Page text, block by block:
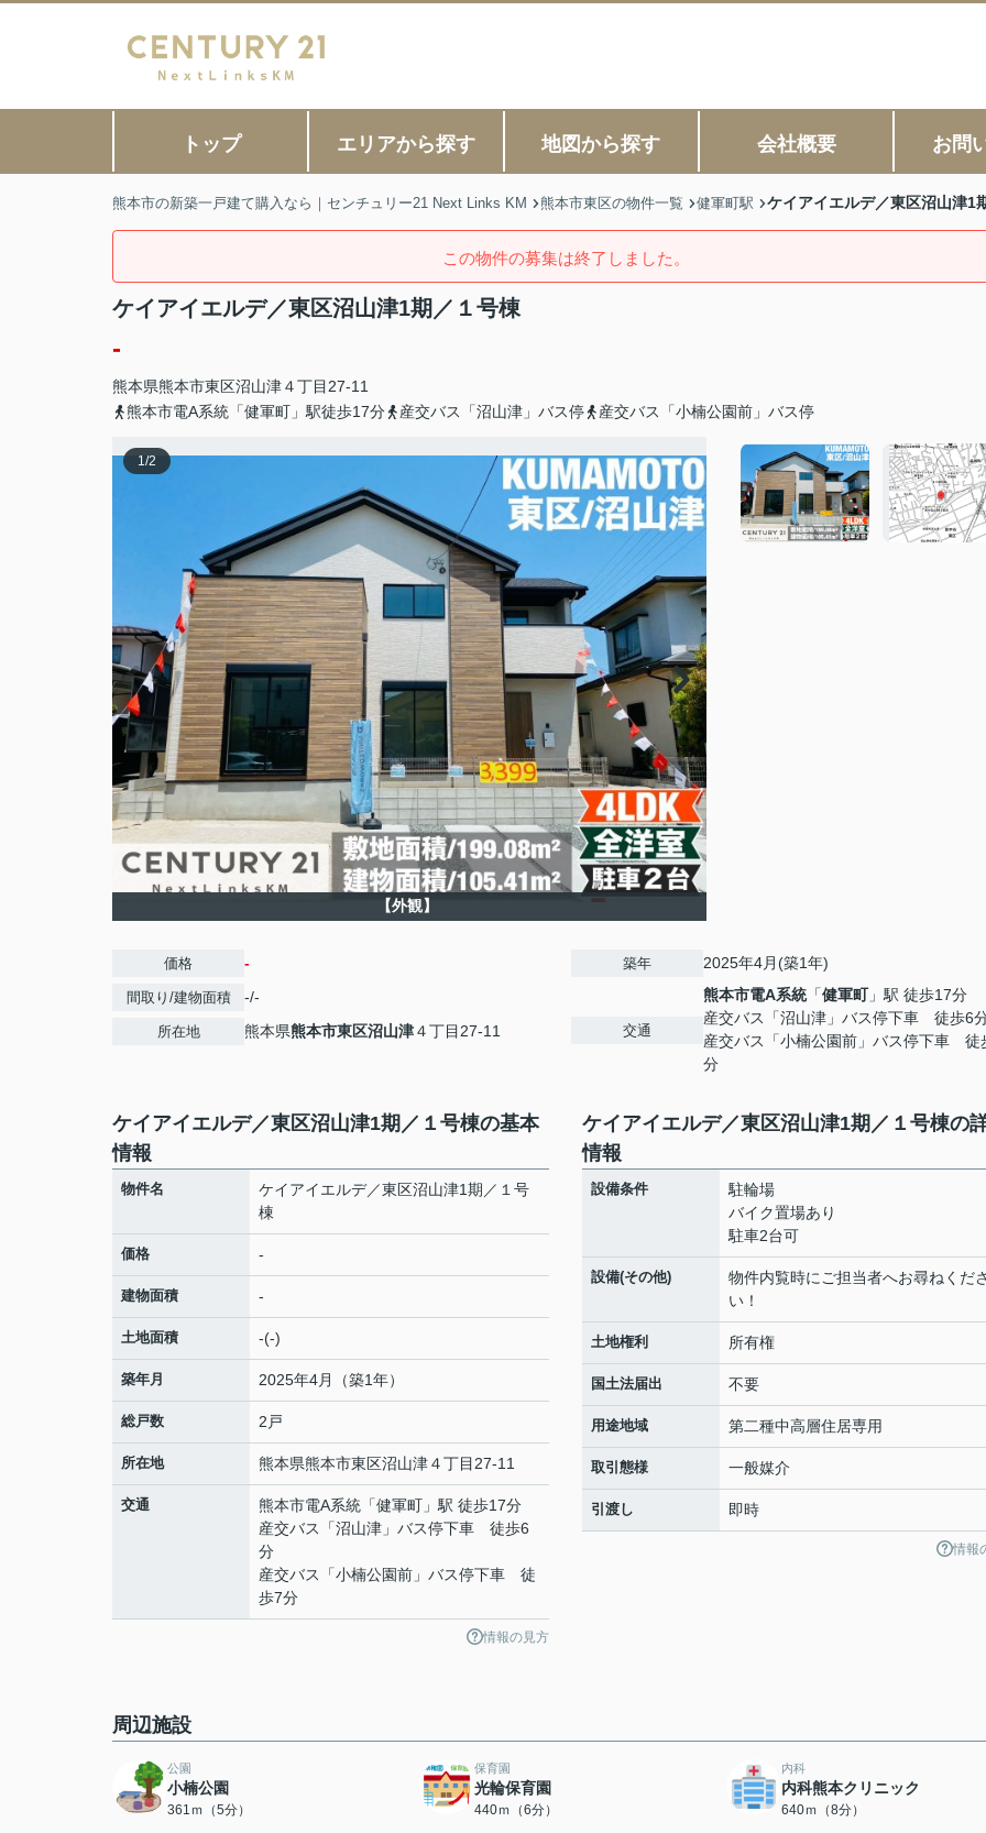
トップ エリアから探す 地図から探す 会社概要 お問
熊本市の新築一戸建て購入なら｜センチュリー21 Next Links KM 熊本市東区の物件一覧 健軍町駅 ケイアイエルデ／東区沼山津1
この物件の募集は終了しました。
ケイアイエルデ／東区沼山津1期／１号棟
-
熊本県熊本市東区沼山津４丁目27-11
熊本市電A系統「健軍町」駅徒歩17分
産交バス「沼山津」バス停 産交バス「小楠公園前」バス停
1/2
【外観】
価格 -
間取り/建物面積 -/-
所在地 熊本県熊本市東区沼山津４丁目27-11
築年 2025年4月(築1年)
交通
熊本市電A系統「健軍町」駅 徒歩17分
産交バス「沼山津」バス停下車 徒歩6
産交バス「小楠公園前」バス停下車 徒
分
ケイアイエルデ／東区沼山津1期／１号棟の基本
情報
物件名
ケイアイエルデ／東区沼山津1期／１号
棟
価格 -
建物面積 -
土地面積 -(-)
築年月 2025年4月（築1年）
総戸数 2戸
所在地 熊本県熊本市東区沼山津４丁目27-11
交通 熊本市電A系統 「健軍町 」駅 徒歩17分
産交バス「沼山津」バス停下車 徒歩6
分
産交バス「小楠公園前」バス停下車 徒
歩7分
情報の見方
ケイアイエルデ／東区沼山津1期／１号棟の
情報
設備条件
駐輪場
バイク置場あり
駐車2台可
設備(その他)
物件内覧時にご担当者へお尋ねくださ
い！
土地権利 所有権
国土法届出 不要
用途地域 第二種中高層住居専用
取引態様 一般媒介
引渡し 即時
情報
周辺施設
公園
小楠公園
361ｍ（5分）
保育園
光輪保育園
440ｍ（6分）
内科
内科熊本クリニック
640ｍ（8分）